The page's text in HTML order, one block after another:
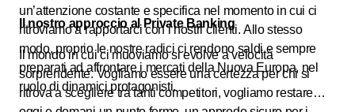
un’attenzione costante e specifica nel momento in cui ci
ritroviamo a rapportarci con i nostri clienti. Allo stesso
modo, proprio le nostre radici ci rendono saldi e sempre
preparati ad affrontare i mercati della Nuova Europa, nel
ruolo di dinamici protagonisti.
Il nostro approccio al Private Banking
Il mondo in cui ci muoviamo si evolve a velocità
sorprendente. Vogliamo essere una certezza per chi si
ritrova a scegliere tra tanti competitori, vogliamo restare